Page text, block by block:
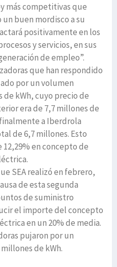
más competitivas que
buen mordisco a su
positivamente en los
y servicios, en sus
de empleo”.
que han respondido
por un volumen
kWh, cuyo precio de
era de 7,7 millones de
a Iberdrola
de 6,7 millones. Esto
en concepto de
SEA realizó en febrero,
de esta segunda
de suministro
el importe del concepto
en un 20% de media.
pujaron por un
de kWh.